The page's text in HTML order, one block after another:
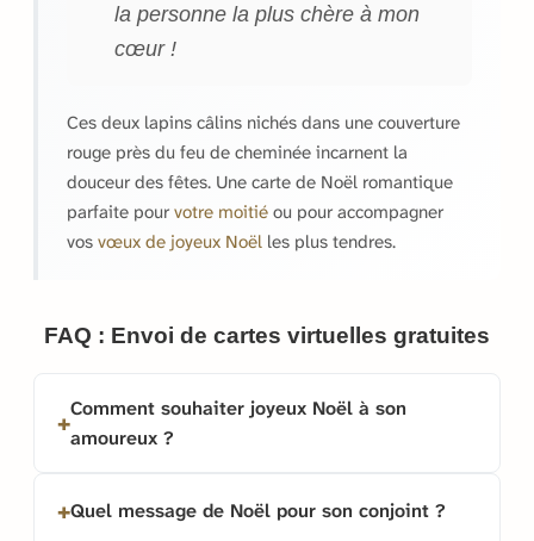
la personne la plus chère à mon
cœur !
Ces deux lapins câlins nichés dans une couverture
rouge près du feu de cheminée incarnent la
douceur des fêtes. Une carte de Noël romantique
parfaite pour votre moitié ou pour accompagner
vos vœux de joyeux Noël les plus tendres.
FAQ : Envoi de cartes virtuelles gratuites
Comment souhaiter joyeux Noël à son
amoureux ?
Quel message de Noël pour son conjoint ?